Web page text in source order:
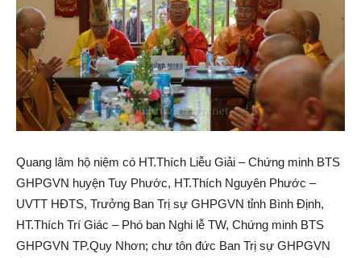
Quang lâm hộ niệm có HT.Thích Liễu Giải – Chứng minh BTS
GHPGVN huyện Tuy Phước, HT.Thích Nguyên Phước –
UVTT HĐTS, Trưởng Ban Trị sự GHPGVN tỉnh Bình Định,
HT.Thích Trí Giác – Phó ban Nghi lễ TW, Chứng minh BTS
GHPGVN TP.Quy Nhơn; chư tôn đức Ban Trị sự GHPGVN